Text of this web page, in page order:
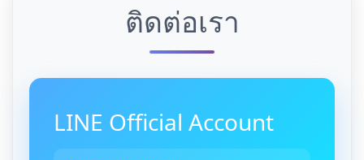
ติดต่อเรา
LINE Official Account